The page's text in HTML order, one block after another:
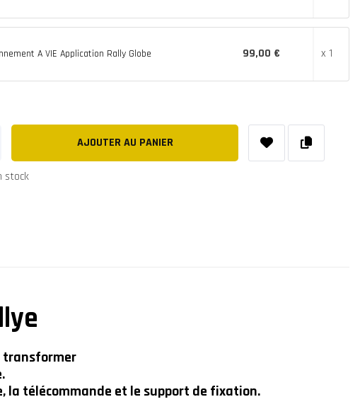
A VIE Application Rally Globe 99,00 € x 1
AJOUTER AU PANIER
stock
transformer
la télécommande et le support de fixation.